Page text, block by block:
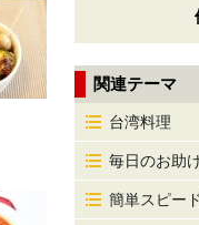
関連テーマ
台湾料理
毎日のお助
簡単スピー